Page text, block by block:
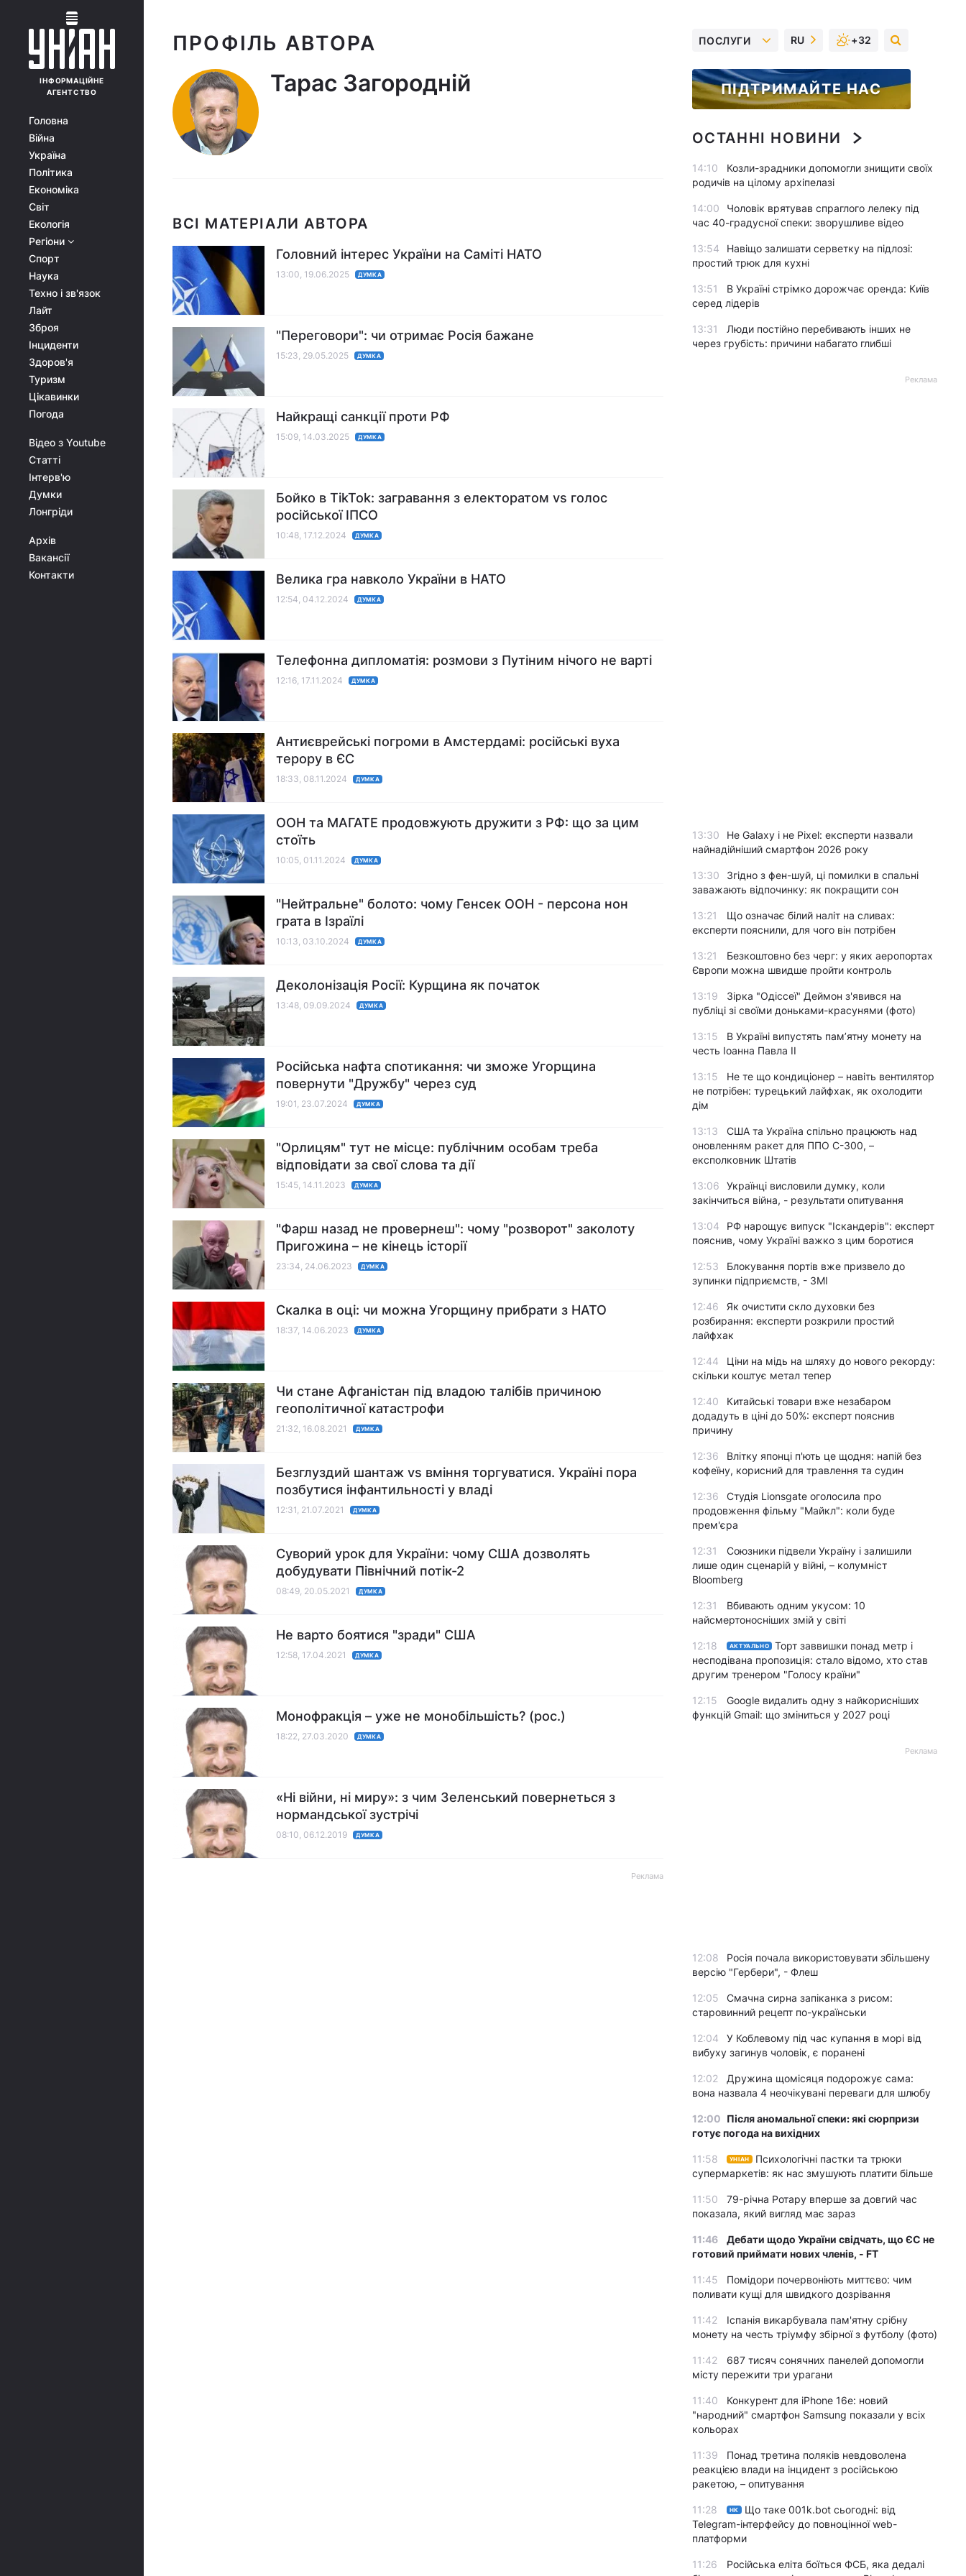
ІНФОРМАЦІЙНЕ
АГЕНТСТВО
Головна
Війна
Україна
Політика
Економіка
Світ
Екологія
Регіони
Спорт
Наука
Техно і зв'язок
Лайт
Зброя
Інциденти
Здоров'я
Туризм
Цікавинки
Погода
Відео з Youtube
Статті
Інтерв'ю
Думки
Лонгріди
Архів
Вакансії
Контакти
ПРОФІЛЬ АВТОРА
Тарас Загородній
ВСІ МАТЕРІАЛИ АВТОРА
Головний інтерес України на Саміті НАТО
13:00, 19.06.2025 ДУМКА
"Переговори": чи отримає Росія бажане
15:23, 29.05.2025 ДУМКА
Найкращі санкції проти РФ
15:09, 14.03.2025 ДУМКА
Бойко в TikTok: загравання з електоратом vs голос
російської ІПСО
10:48, 17.12.2024 ДУМКА
Велика гра навколо України в НАТО
12:54, 04.12.2024 ДУМКА
Телефонна дипломатія: розмови з Путіним нічого не варті
12:16, 17.11.2024 ДУМКА
Антиєврейські погроми в Амстердамі: російські вуха
терору в ЄС
18:33, 08.11.2024 ДУМКА
ООН та МАГАТЕ продовжують дружити з РФ: що за цим
стоїть
10:05, 01.11.2024 ДУМКА
"Нейтральне" болото: чому Генсек ООН - персона нон
грата в Ізраїлі
10:13, 03.10.2024 ДУМКА
Деколонізація Росії: Курщина як початок
13:48, 09.09.2024 ДУМКА
Російська нафта спотикання: чи зможе Угорщина
повернути "Дружбу" через суд
19:01, 23.07.2024 ДУМКА
"Орлицям" тут не місце: публічним особам треба
відповідати за свої слова та дії
15:45, 14.11.2023 ДУМКА
"Фарш назад не провернеш": чому "розворот" заколоту
Пригожина – не кінець історії
23:34, 24.06.2023 ДУМКА
Скалка в оці: чи можна Угорщину прибрати з НАТО
18:37, 14.06.2023 ДУМКА
Чи стане Афганістан під владою талібів причиною
геополітичної катастрофи
21:32, 16.08.2021 ДУМКА
Безглуздий шантаж vs вміння торгуватися. Україні пора
позбутися інфантильності у владі
12:31, 21.07.2021 ДУМКА
Суворий урок для України: чому США дозволять
добудувати Північний потік-2
08:49, 20.05.2021 ДУМКА
Не варто боятися "зради" США
12:58, 17.04.2021 ДУМКА
Монофракція – уже не монобільшість? (рос.)
18:22, 27.03.2020 ДУМКА
«Ні війни, ні миру»: з чим Зеленський повернеться з
нормандської зустрічі
08:10, 06.12.2019 ДУМКА
Реклама
ПОСЛУГИ RU +32
ПІДТРИМАЙТЕ НАС
ОСТАННІ НОВИНИ
14:10
Козли-зрадники допомогли знищити своїх
родичів на цілому архіпелазі
14:00
Чоловік врятував спраглого лелеку під
час 40-градусної спеки: зворушливе відео
13:54
Навіщо залишати серветку на підлозі:
простий трюк для кухні
13:51
В Україні стрімко дорожчає оренда: Київ
серед лідерів
13:31
Люди постійно перебивають інших не
через грубість: причини набагато глибші
Реклама
13:30
Не Galaxy і не Pixel: експерти назвали
найнадійніший смартфон 2026 року
13:30
Згідно з фен-шуй, ці помилки в спальні
заважають відпочинку: як покращити сон
13:21
Що означає білий наліт на сливах:
експерти пояснили, для чого він потрібен
13:21
Безкоштовно без черг: у яких аеропортах
Європи можна швидше пройти контроль
13:19
Зірка "Одіссеї" Деймон з'явився на
публіці зі своїми доньками-красунями (фото)
13:15
В Україні випустять пам’ятну монету на
честь Іоанна Павла II
13:15
Не те що кондиціонер – навіть вентилятор
не потрібен: турецький лайфхак, як охолодити
дім
13:13
США та Україна спільно працюють над
оновленням ракет для ППО С-300, –
експолковник Штатів
13:06
Українці висловили думку, коли
закінчиться війна, - результати опитування
13:04
РФ нарощує випуск "Іскандерів": експерт
пояснив, чому Україні важко з цим боротися
12:53
Блокування портів вже призвело до
зупинки підприємств, - ЗМІ
12:46
Як очистити скло духовки без
розбирання: експерти розкрили простий
лайфхак
12:44
Ціни на мідь на шляху до нового рекорду:
скільки коштує метал тепер
12:40
Китайські товари вже незабаром
додадуть в ціні до 50%: експерт пояснив
причину
12:36
Влітку японці п'ють це щодня: напій без
кофеїну, корисний для травлення та судин
12:36
Студія Lionsgate оголосила про
продовження фільму "Майкл": коли буде
прем'єра
12:31
Союзники підвели Україну і залишили
лише один сценарій у війні, – колумніст
Bloomberg
12:31
Вбивають одним укусом: 10
найсмертоносніших змій у світі
12:18 АКТУАЛЬНО
Торт заввишки понад метр і
несподівана пропозиція: стало відомо, хто став
другим тренером "Голосу країни"
12:15
Google видалить одну з найкорисніших
функцій Gmail: що зміниться у 2027 році
Реклама
12:08
Росія почала використовувати збільшену
версію "Гербери", - Флеш
12:05
Смачна сирна запіканка з рисом:
старовинний рецепт по-українськи
12:04
У Коблевому під час купання в морі від
вибуху загинув чоловік, є поранені
12:02
Дружина щомісяця подорожує сама:
вона назвала 4 неочікувані переваги для шлюбу
12:00 Після аномальної спеки: які сюрпризи
готує погода на вихідних
11:58 УНІАН
Психологічні пастки та трюки
супермаркетів: як нас змушують платити більше
11:50
79-річна Ротару вперше за довгий час
показала, який вигляд має зараз
11:46
Дебати щодо України свідчать, що ЄС не
готовий приймати нових членів, - FT
11:45
Помідори почервоніють миттєво: чим
поливати кущі для швидкого дозрівання
11:42
Іспанія викарбувала пам'ятну срібну
монету на честь тріумфу збірної з футболу (фото)
11:42
687 тисяч сонячних панелей допомогли
місту пережити три урагани
11:40
Конкурент для iPhone 16e: новий
"народний" смартфон Samsung показали у всіх
кольорах
11:39
Понад третина поляків невдоволена
реакцією влади на інцидент з російською
ракетою, – опитування
11:28 НК
Що таке 001k.bot сьогодні: від
Telegram-інтерфейсу до повноцінної web-
платформи
11:26
Російська еліта боїться ФСБ, яка дедалі